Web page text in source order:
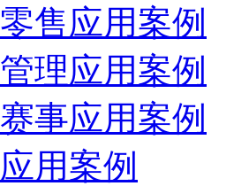
售应用案例
理应用案例
事应用案例
用案例